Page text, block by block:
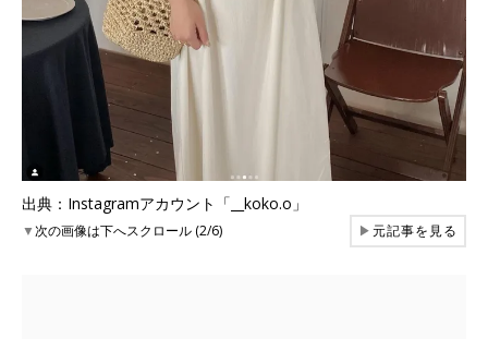
出典：Instagramアカウント「__koko.o」
▼次の画像は下へスクロール (2/6) ▶元記事を見る